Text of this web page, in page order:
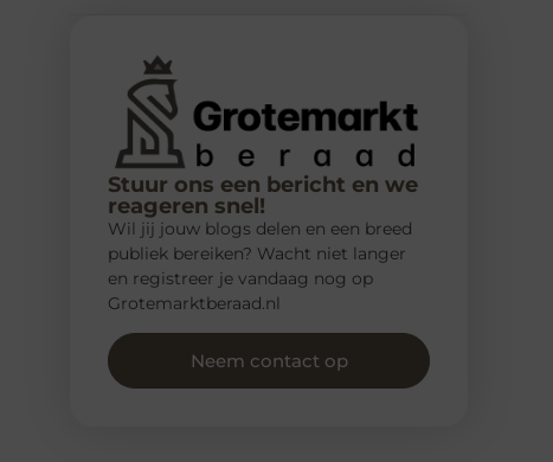
Stuur ons een bericht en we
reageren snel!
Wil jij jouw blogs delen en een breed
publiek bereiken? Wacht niet langer
en registreer je vandaag nog op
Grotemarktberaad.nl
Neem contact op